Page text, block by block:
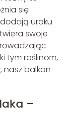
się
uroku
swoje
tym roślinom,
nasz balkon
–